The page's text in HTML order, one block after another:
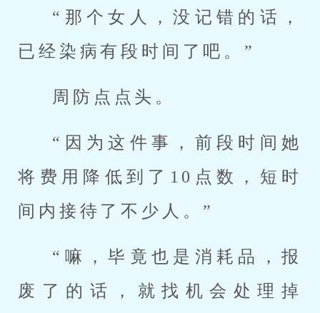
“那个女人，没记错的话，
已经染病有段时间了吧。”
周防点点头。
“因为这件事，前段时间她
将费用降低到了10点数，短时
间内接待了不少人。”
“嘛，毕竟也是消耗品，报
废了的话，就找机会处理掉